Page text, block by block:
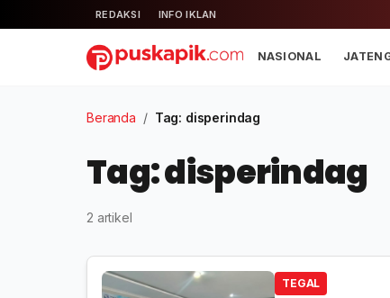
REDAKSI INFO IKLAN
NASIONAL
Beranda / Tag: disperindag
Tag: disperindag
2 artikel
TEGAL